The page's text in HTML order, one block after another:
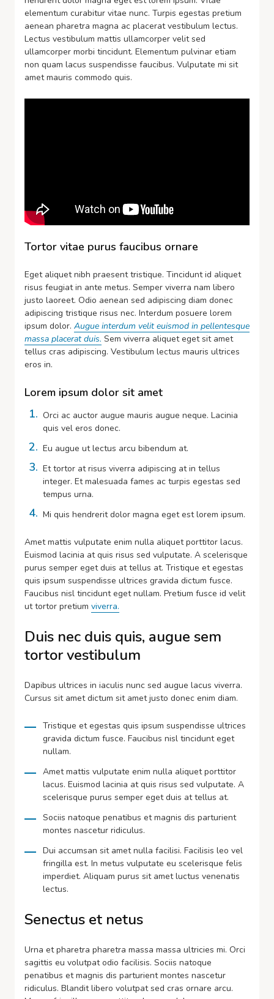
elementum curabitur vitae nunc. Turpis egestas pretium
aenean pharetra magna ac placerat vestibulum lectus.
Lectus vestibulum mattis ullamcorper velit sed
ullamcorper morbi tincidunt. Elementum pulvinar etiam
non quam lacus suspendisse faucibus. Vulputate mi sit
amet mauris commodo quis.
Tortor vitae purus faucibus ornare
Eget aliquet nibh praesent tristique. Tincidunt id aliquet
risus feugiat in ante metus. Semper viverra nam libero
justo laoreet. Odio aenean sed adipiscing diam donec
adipiscing tristique risus nec. Interdum posuere lorem
ipsum dolor. Augue interdum velit euismod in pellentesque
massa placerat duis. Sem viverra aliquet eget sit amet
tellus cras adipiscing. Vestibulum lectus mauris ultrices
eros in.
Lorem ipsum dolor sit amet
Orci ac auctor augue mauris augue neque. Lacinia
quis vel eros donec.
Eu augue ut lectus arcu bibendum at.
Et tortor at risus viverra adipiscing at in tellus
integer. Et malesuada fames ac turpis egestas sed
tempus urna.
Mi quis hendrerit dolor magna eget est lorem ipsum.
Amet mattis vulputate enim nulla aliquet porttitor lacus.
Euismod lacinia at quis risus sed vulputate. A scelerisque
purus semper eget duis at tellus at. Tristique et egestas
quis ipsum suspendisse ultrices gravida dictum fusce.
Faucibus nisl tincidunt eget nullam. Pretium fusce id velit
ut tortor pretium viverra.
Duis nec duis quis, augue sem
tortor vestibulum
Dapibus ultrices in iaculis nunc sed augue lacus viverra.
Cursus sit amet dictum sit amet justo donec enim diam.
Tristique et egestas quis ipsum suspendisse ultrices
gravida dictum fusce. Faucibus nisl tincidunt eget
nullam.
Amet mattis vulputate enim nulla aliquet porttitor
lacus. Euismod lacinia at quis risus sed vulputate. A
scelerisque purus semper eget duis at tellus at.
Sociis natoque penatibus et magnis dis parturient
montes nascetur ridiculus.
Dui accumsan sit amet nulla facilisi. Facilisis leo vel
fringilla est. In metus vulputate eu scelerisque felis
imperdiet. Aliquam purus sit amet luctus venenatis
lectus.
Senectus et netus
Urna et pharetra pharetra massa massa ultricies mi. Orci
sagittis eu volutpat odio facilisis. Sociis natoque
penatibus et magnis dis parturient montes nascetur
ridiculus. Blandit libero volutpat sed cras ornare arcu.